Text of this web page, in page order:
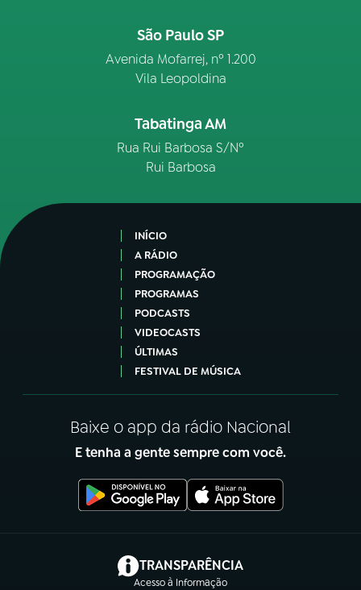
São Paulo SP
Avenida Mofarrej, nº 1.200
Vila Leopoldina
Tabatinga AM
Rua Rui Barbosa S/Nº
Rui Barbosa
INÍCIO
A RÁDIO
PROGRAMAÇÃO
PROGRAMAS
PODCASTS
VIDEOCASTS
ÚLTIMAS
FESTIVAL DE MÚSICA
Baixe o app da rádio Nacional
E tenha a gente sempre com você.
TRANSPARÊNCIA
Acesso à Informação
(abre em nova aba)